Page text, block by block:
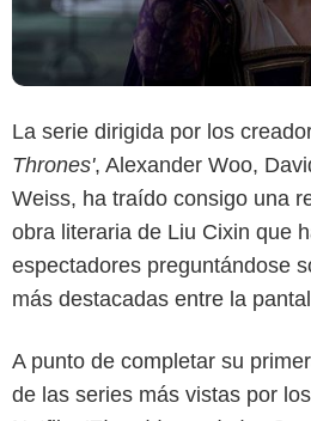
La serie dirigida por los
Thrones', Alexander Woo,
Weiss, ha traído consigo una
obra literaria de Liu Cixin que
espectadores preguntándose
más destacadas entre la
A punto de completar su
de las series más vistas por